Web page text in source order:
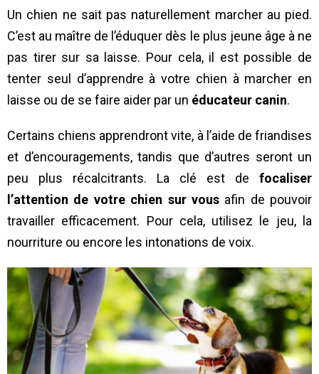
Un chien ne sait pas naturellement marcher au pied.
C’est au maître de l’éduquer dès le plus jeune âge à ne
pas tirer sur sa laisse. Pour cela, il est possible de
tenter seul d’apprendre à votre chien à marcher en
laisse ou de se faire aider par un éducateur canin.
Certains chiens apprendront vite, à l’aide de friandises
et d’encouragements, tandis que d’autres seront un
peu plus récalcitrants. La clé est de focaliser
l’attention de votre chien sur vousafin de pouvoir
travailler efficacement. Pour cela, utilisez le jeu, la
nourriture ou encore les intonations de voix.